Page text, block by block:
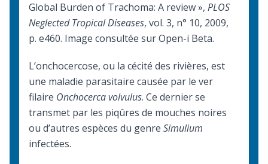
Global Burden of Trachoma: A review», PLOS
Neglected Tropical Diseases, vol. 3, n° 10, 2009,
p. e460. Image consultée sur Open-i Beta.
L’onchocercose, ou la cécité des rivières, est
une maladie parasitaire causée par le ver
filaire Onchocerca volvulus. Ce dernier se
transmet par les piqûres de mouches noires
ou d’autres espèces du genre Simulium
infectées.